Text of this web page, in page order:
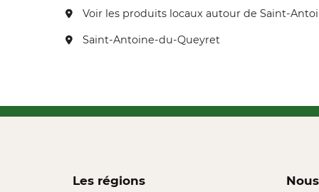
Voir les produits locaux autour de Saint-
Saint-Antoine-du-Queyret
Les régions